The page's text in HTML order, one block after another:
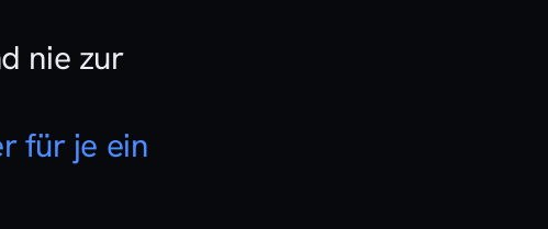
nie zur
für je ein